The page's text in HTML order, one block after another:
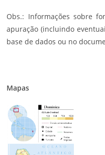
Obs.: Informações sobre
apuração (incluindo
base de dados ou no
Mapas